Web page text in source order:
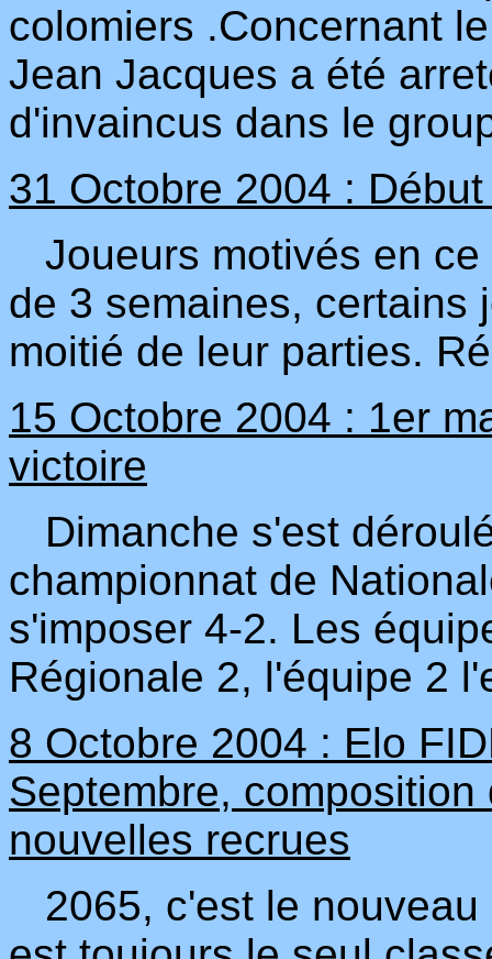
colomiers .Concernant
Jean Jacques a été
d'invaincus dans le
31 Octobre 2004 :
Joueurs motivés en
de 3 semaines, certains
moitié de leur parties.
15 Octobre 2004 : 1er
victoire
Dimanche s'est
championnat de
s'imposer 4-2. Les
Régionale 2, l'équipe 2
8 Octobre 2004 : Elo
Septembre,
nouvelles recrues
2065, c'est le nouveau